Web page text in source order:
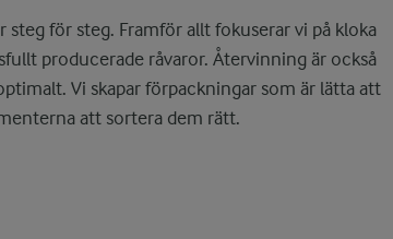
för steg. Framför allt fokuserar vi på kloka
producerade råvaror. Återvinning är också
Vi skapar förpackningar som är lätta att
att sortera dem rätt.